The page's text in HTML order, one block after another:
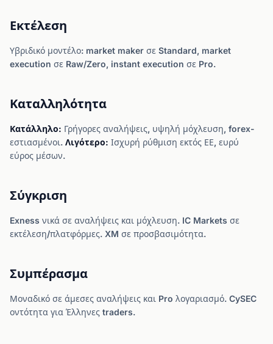
Εκτέλεση
Υβριδικό μοντέλο: market maker σε Standard, market
execution σε Raw/Zero, instant execution σε Pro.
Καταλληλότητα
Κατάλληλο: Γρήγορες αναλήψεις, υψηλή μόχλευση, forex-
εστιασμένοι. Λιγότερο: Ισχυρή ρύθμιση εκτός ΕΕ, ευρύ
εύρος μέσων.
Σύγκριση
Exness νικά σε αναλήψεις και μόχλευση. IC Markets σε
εκτέλεση/πλατφόρμες. XM σε προσβασιμότητα.
Συμπέρασμα
Μοναδικό σε άμεσες αναλήψεις και Pro λογαριασμό. CySEC
οντότητα για Έλληνες traders.